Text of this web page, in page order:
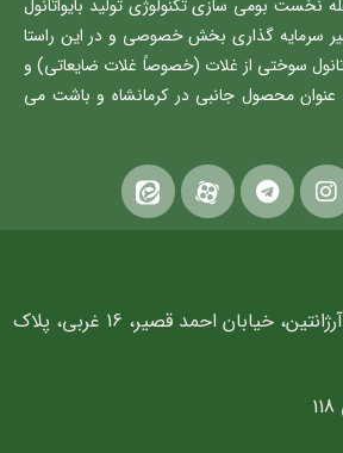
نخست بومی سازی تکنولوژی تولید بایواتانول
سرمایه گذاری بخش خصوصی و در این راستا
سوختی از غلات (خصوصاً غلات ضایعاتی) و
عنوان محصول جانبی در کرمانشاه و باشت می
ایران، تهران، میدان آرژانتین، خیابان احمد قصیر، 16 غربی، پلاک